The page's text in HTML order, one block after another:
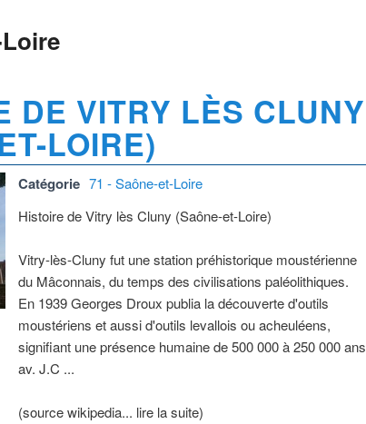
DE VITRY LÈS CLUNY
LOIRE)
Catégorie 71 - Saône-et-Loire
Histoire de Vitry lès Cluny (Saône-et-Loire)
Vitry-lès-Cluny fut une station préhistorique moustérienne
du Mâconnais, du temps des civilisations paléolithiques.
En 1939 Georges Droux publia la découverte d'outils
moustériens et aussi d'outils levallois ou acheuléens,
signifiant une présence humaine de 500 000 à 250 000 ans
av. J.C ...
(source wikipedia... lire la suite)